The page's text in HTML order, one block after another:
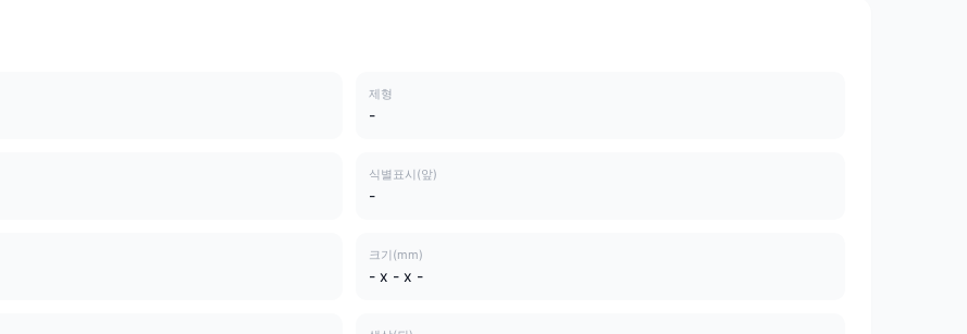
제형
-
식별표시(앞)
-
크기(mm)
- x - x -